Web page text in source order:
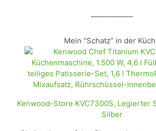
Mein “Schatz” in der
Kenwood-Store KVC7300S, Legierter
Silber